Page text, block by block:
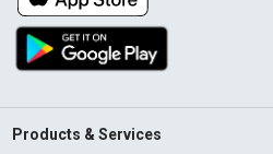
Products & Services